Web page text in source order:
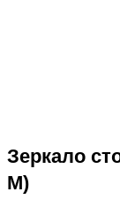
Зеркало
М)